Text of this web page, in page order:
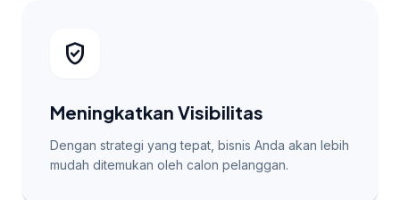
verified_user
Meningkatkan Visibilitas
Dengan strategi yang tepat, bisnis Anda akan lebih
mudah ditemukan oleh calon pelanggan.